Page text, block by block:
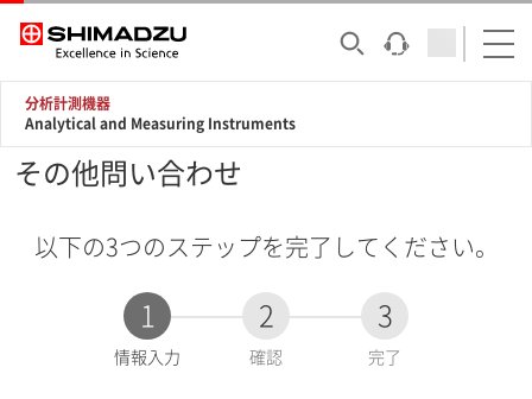
分析計測機器
Analytical and Measuring Instruments
その他問い合わせ
以下の3つのステップを完了してください。
1
現
情報入力
2
確認
3
完了